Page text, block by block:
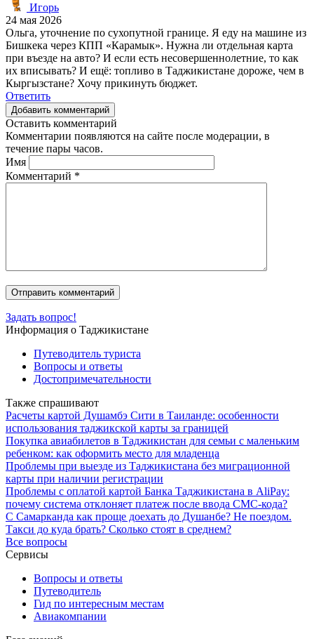
Игорь
24 мая 2026
Ольга, уточнение по сухопутной границе. Я еду на машине из
Бишкека через КПП «Карамык». Нужна ли отдельная карта
при въезде на авто? И если есть несовершеннолетние, то как
их вписывать? И ещё: топливо в Таджикистане дороже, чем в
Кыргызстане? Хочу прикинуть бюджет.
Ответить
Добавить комментарий
Оставить комментарий
Комментарии появляются на сайте после модерации, в
течение пары часов.
Имя
Комментарий *
Задать вопрос!
Информация о Таджикистане
Путеводитель туриста
Вопросы и ответы
Достопримечательности
Также спрашивают
Расчеты картой Душамбэ Сити в Таиланде: особенности
использования таджикской карты за границей
Покупка авиабилетов в Таджикистан для семьи с маленьким
ребенком: как оформить место для младенца
Проблемы при выезде из Таджикистана без миграционной
карты при наличии регистрации
Проблемы с оплатой картой Банка Таджикистана в AliPay:
почему система отклоняет платеж после ввода СМС-кода?
С Самарканда как проще доехать до Душанбе? Не поездом.
Такси до куда брать? Сколько стоят в среднем?
Все вопросы
Сервисы
Вопросы и ответы
Путеводитель
Гид по интересным местам
Авиакомпании